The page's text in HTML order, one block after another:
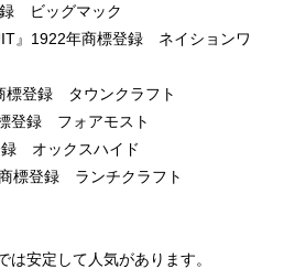
録 ビッグマック
』1922年商標登録 ネイションワ
標登録 タウンクラフト
登録 フォアモスト
録 オックスハイド
標登録 ランチクラフト
安定して人気があります。